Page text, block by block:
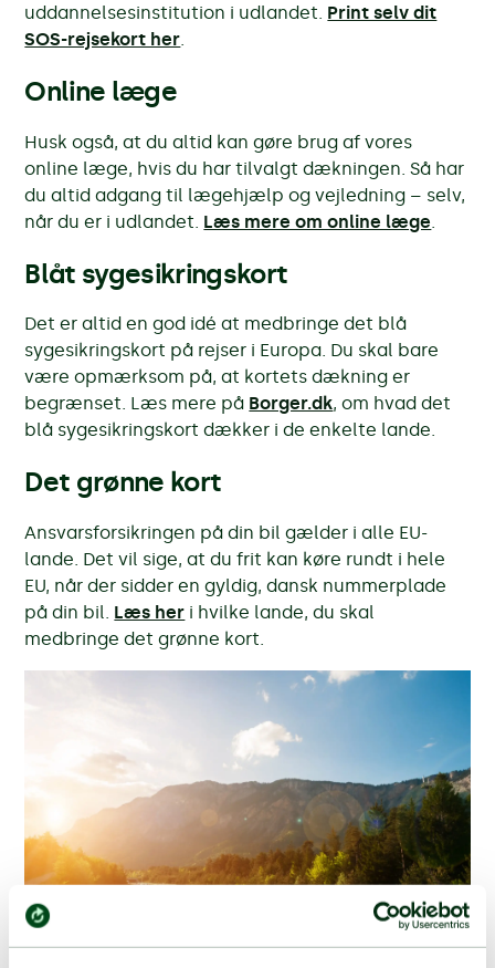
uddannelsesinstitution i udlandet. Print selv dit
SOS-rejsekort her
Online læge
Husk også, at du altid kan gøre brug af vores
online læge, hvis du har tilvalgt dækningen. Så har
du altid adgang til lægehjælp og vejledning – selv,
når du er i udlandet. Læs mere om online læge
Blåt sygesikringskort
Det er altid en god idé at medbringe det blå
sygesikringskort på rejser i Europa. Du skal bare
være opmærksom på, at kortets dækning er
begrænset. Læs mere på Borger.dk, om hvad det
blå sygesikringskort dækker i de enkelte lande.
Det grønne kort
Ansvarsforsikringen på din bil gælder i alle EU-
lande. Det vil sige, at du frit kan køre rundt i hele
EU, når der sidder en gyldig, dansk nummerplade
på din bil. Læs her i hvilke lande, du skal
medbringe det grønne kort.